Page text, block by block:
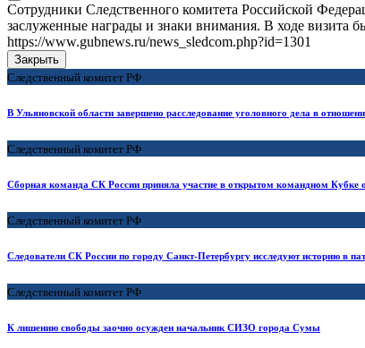
Сотрудники Следственного комитета Российской
заслуженные награды и знаки внимания. В ходе визита
https://www.gubnews.ru/news_sledcom.php?id=1301
Закрыть
Следственный комитет РФ
В Ульяновской области завершено расследование уголовного дела в
Следственный комитет РФ
Сборная команда СК России приняла участие в открытом командном
Следственный комитет РФ
Следователи СК России по городу Санкт-Петербургу исследуют историю в
Следственный комитет РФ
К лишению свободы заочно осужден начальник СИЗО города Сумы